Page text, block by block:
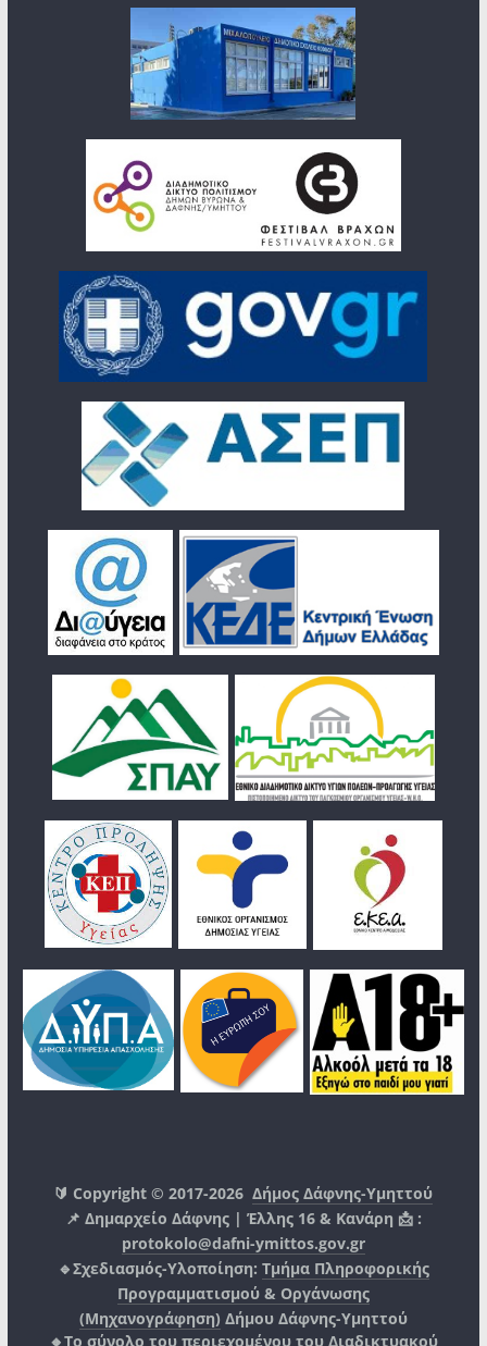
🔰 Copyright © 2017-2026Δήμος Δάφνης-Υμηττού
📌 Δημαρχείο Δάφνης | Έλλης 16 & Κανάρη 📩 :
protokolo@dafni-ymittos.gov.gr
🔹Σχεδιασμός-Υλοποίηση: Τμήμα Πληροφορικής
Προγραμματισμού & Οργάνωσης
(Μηχανογράφηση) Δήμου Δάφνης-Υμηττού
🔸Το σύνολο του περιεχομένου του Διαδικτυακού